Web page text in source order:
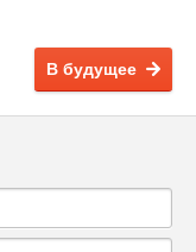
В будущее